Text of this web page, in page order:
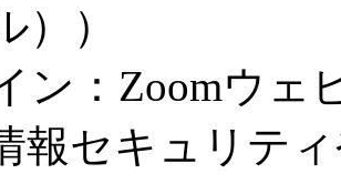
））
ン：Zoomウェ
報セキュリテ